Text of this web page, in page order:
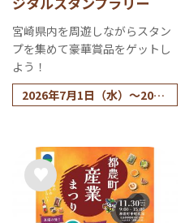
宮崎県内を周遊しながらスタン
プを集めて豪華賞品をゲットし
よう！
2026年7月1日（水）～2027